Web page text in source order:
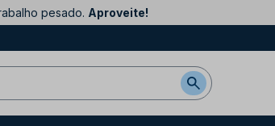
pesado. Aproveite!